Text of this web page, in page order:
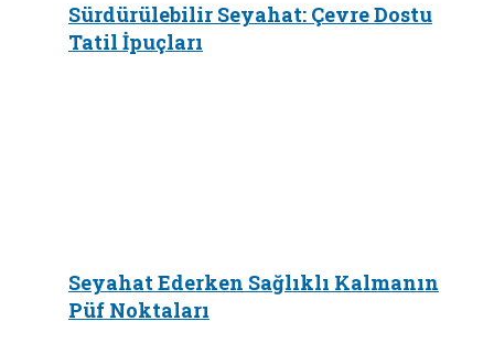
Sürdürülebilir Seyahat: Çevre Dostu
Tatil İpuçları
Seyahat Ederken Sağlıklı Kalmanın
Püf Noktaları